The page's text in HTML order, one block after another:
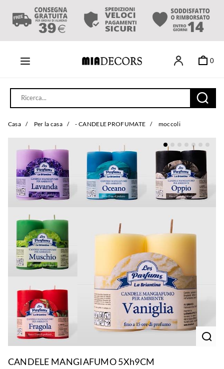
0
Casa / Per la casa / - CANDELE PROFUMATE / moccoli
CANDELE MANGIAFUMO 5Xh9CM